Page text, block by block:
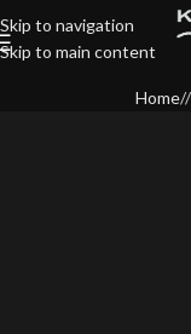
Skip to navigation
Skip to main content
Home